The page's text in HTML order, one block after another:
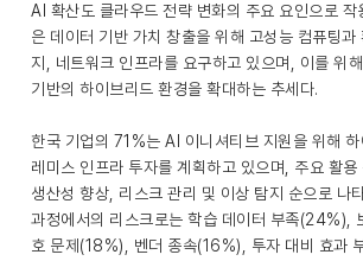
AI 확산도 클라우드 전략 변화의 주요 요인으로 작
은 데이터 기반 가치 창출을 위해 고성능 컴퓨팅과
지, 네트워크 인프라를 요구하고 있으며, 이를 위
기반의 하이브리드 환경을 확대하는 추세다.
한국 기업의 71%는 AI 이니셔티브 지원을 위해
레미스 인프라 투자를 계획하고 있으며, 주요 활용
생산성 향상, 리스크 관리 및 이상 탐지 순으로 나
과정에서의 리스크로는 학습 데이터 부족(24%),
호 문제(18%), 벤더 종속(16%), 투자 대비 효과